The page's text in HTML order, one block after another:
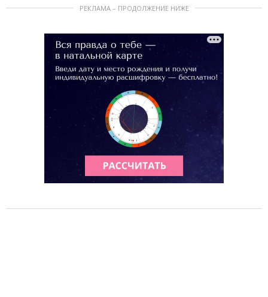
РЕКЛАМА – ПРОДОЛЖЕНИЕ НИЖЕ